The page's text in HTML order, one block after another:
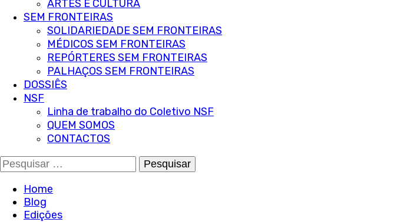
ARTES E CULTURA
SEM FRONTEIRAS
SOLIDARIEDADE SEM FRONTEIRAS
MÉDICOS SEM FRONTEIRAS
REPÓRTERES SEM FRONTEIRAS
PALHAÇOS SEM FRONTEIRAS
DOSSIÊS
NSF
Linha de trabalho do Coletivo NSF
QUEM SOMOS
CONTACTOS
Pesquisar
por:
Home
Blog
Edições